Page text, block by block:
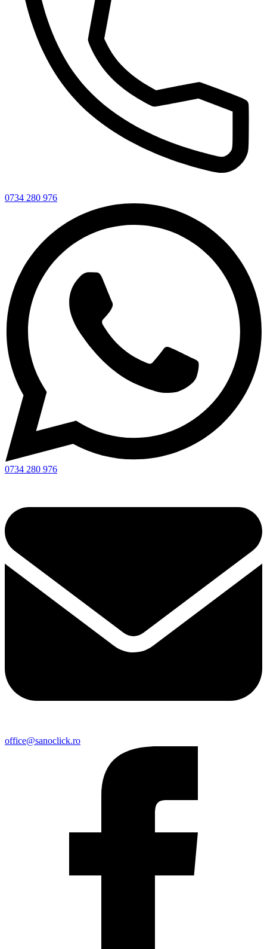
0734 280 976
0734 280 976
office@sanoclick.ro